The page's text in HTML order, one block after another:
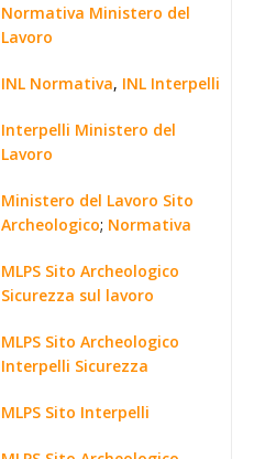
Normativa Ministero del
Lavoro
INL Normativa, INL Interpelli
Interpelli Ministero del
Lavoro
Ministero del Lavoro Sito
Archeologico; Normativa
MLPS Sito Archeologico
Sicurezza sul lavoro
MLPS Sito Archeologico
Interpelli Sicurezza
MLPS Sito Interpelli